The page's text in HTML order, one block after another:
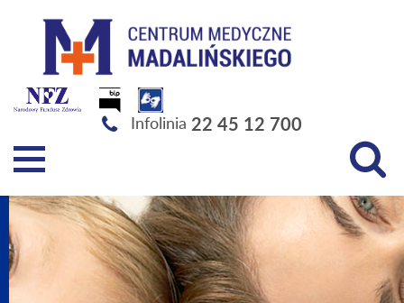
Szpital Specjalistyczny im. Świętej Rodziny SPZOZ
Infolinia 22 45 12 700